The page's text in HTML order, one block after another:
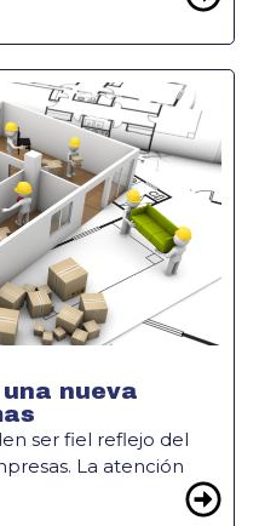
nueva
ser fiel reflejo del
La atención